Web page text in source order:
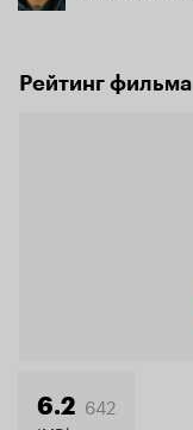
Рейтинг фильма
6.2 642